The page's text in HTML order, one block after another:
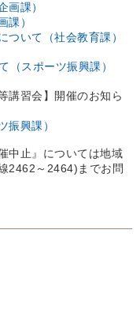
画課）
課）
ついて（社会教育課）
（スポーツ振興課）
講習会】開催のお知ら
振興課）
中止』については地域
2462～2464)までお問